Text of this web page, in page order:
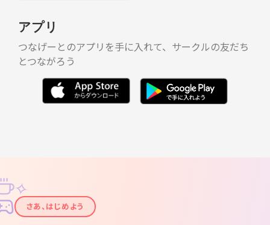
アプリ
つなげーとのアプリを手に入れて、サークルの友だち
とつながろう
✦
✧
さあ、はじめよう